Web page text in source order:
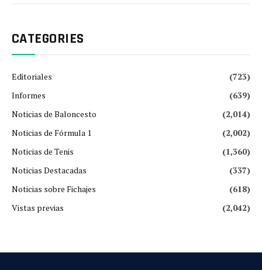
CATEGORIES
Editoriales
(723)
Informes
(639)
Noticias de Baloncesto
(2,014)
Noticias de Fórmula 1
(2,002)
Noticias de Tenis
(1,360)
Noticias Destacadas
(337)
Noticias sobre Fichajes
(618)
Vistas previas
(2,042)